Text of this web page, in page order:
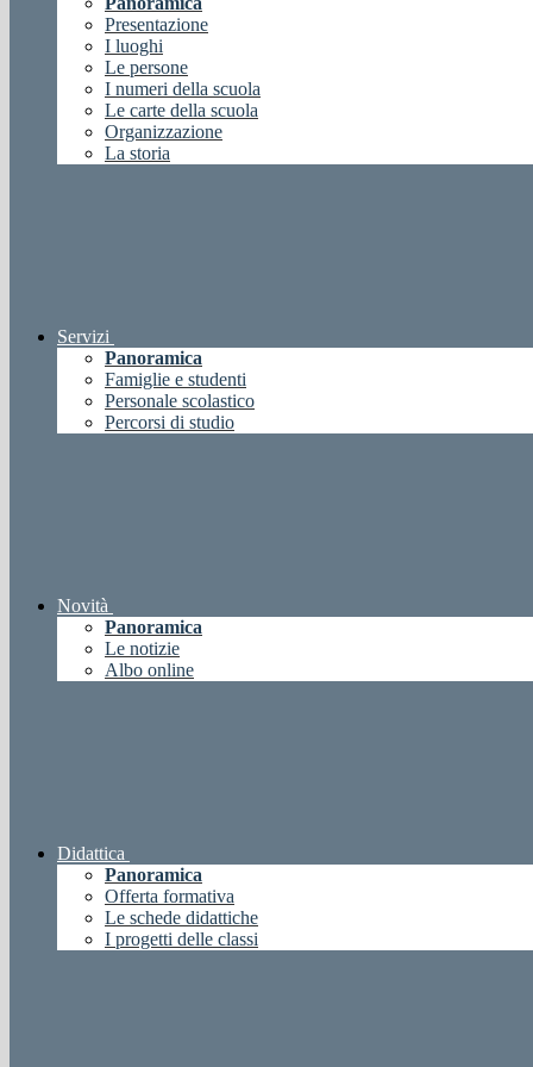
Presentazione
I luoghi
Le persone
I numeri della scuola
Le carte della scuola
Organizzazione
La storia
Servizi
Panoramica
Famiglie e studenti
Personale scolastico
Percorsi di studio
Novità
Panoramica
Le notizie
Albo online
Didattica
Panoramica
Offerta formativa
Le schede didattiche
I progetti delle classi